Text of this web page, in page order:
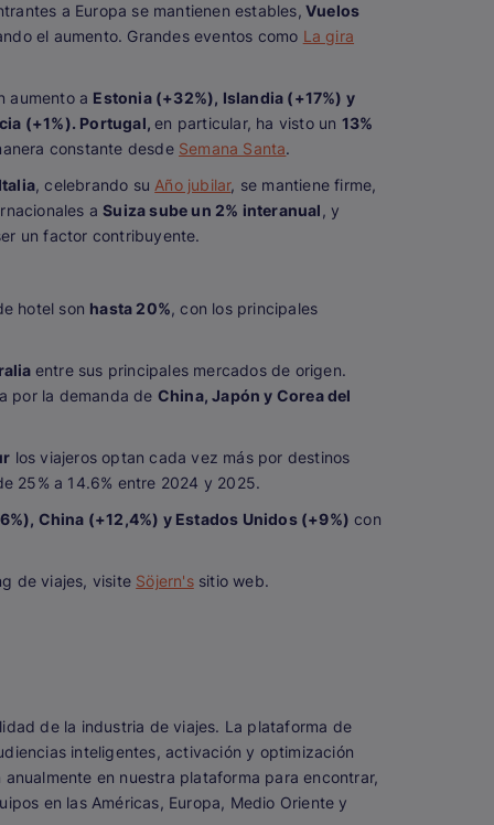
a Europa se mantienen estables, Vuelos
el aumento. Grandes eventos como La gira
aumento a Estonia (+32%), Islandia (+17%) y
(+1%). Portugal,en particular, ha visto un 13%
constante desde Semana Santa.
, celebrando su Año jubilar, se mantiene firme,
aSuiza sube un 2% interanual , y
un factor contribuyente.
hotel son hasta 20%, con los principales
entre sus principales mercados de origen.
por la demanda de China, Japón y Corea del
los viajeros optan cada vez más por destinos
25% a 14.6% entre 2024 y 2025.
China (+12,4%) y Estados Unidos (+9%) con
de viajes, visite Söjern'ssitio web.
de la industria de viajes. La plataforma de
inteligentes, activación y optimización
en nuestra plataforma para encontrar,
en las Américas, Europa, Medio Oriente y